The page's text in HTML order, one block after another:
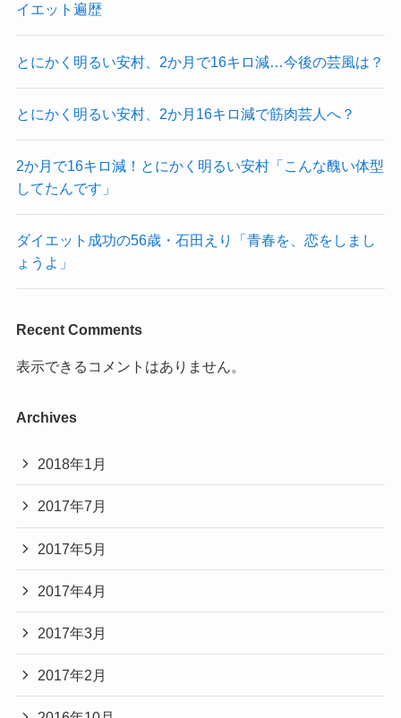
イエット遍歴
とにかく明るい安村、2か月で16キロ減…今後の芸風は？
とにかく明るい安村、2か月16キロ減で筋肉芸人へ？
2か月で16キロ減！とにかく明るい安村「こんな醜い体型
してたんです」
ダイエット成功の56歳・石田えり「青春を、恋をしまし
ょうよ」
Recent Comments
表示できるコメントはありません。
Archives
2018年1月
2017年7月
2017年5月
2017年4月
2017年3月
2017年2月